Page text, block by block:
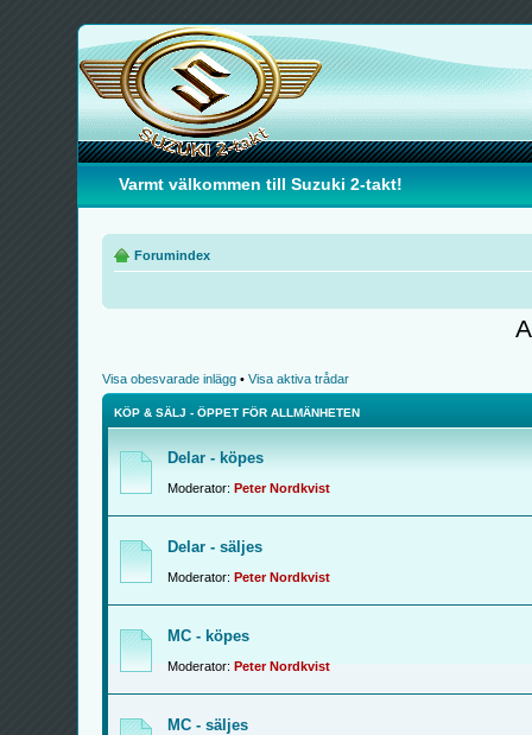
Varmt välkommen till Suzuki 2-takt!
Forumindex
Visa obesvarade inlägg • Visa aktiva trådar
KÖP & SÄLJ - ÖPPET FÖR ALLMÄNHETEN
Delar - köpes
Moderator: Peter Nordkvist
Delar - säljes
Moderator: Peter Nordkvist
MC - köpes
Moderator: Peter Nordkvist
MC - säljes